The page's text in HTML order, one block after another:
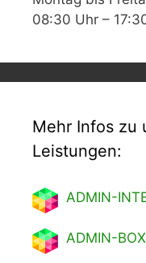
08:30 Uhr –
Mehr Infos zu
Leistungen:
ADMIN-
ADMIN-BOX